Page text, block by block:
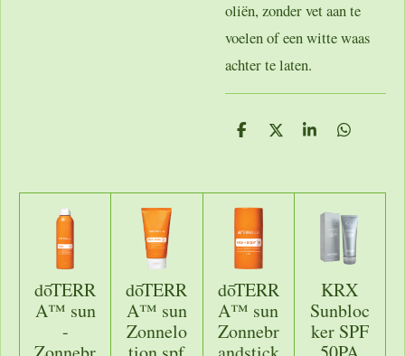
oliën, zonder vet aan te
voelen of een witte waas
achter te laten.
D
n
D
S
e
D
n
dōTERR
A™ sun
-
dōTERR
A™ sun
Zonnelo
dōTERR
A™ sun
Zonnebr
KRX
Sunbloc
ker SPF